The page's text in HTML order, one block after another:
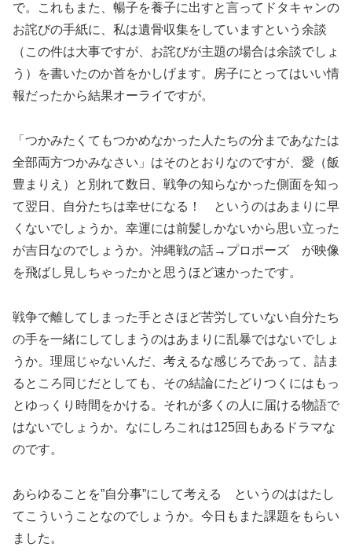
で。これもまた、暢子を養子に出すと言ってドタキャンの
お詫びの手紙に、私は遺骨収集をしていますという余談
（この件は大事ですが、お詫びが主題の場合は余談でしょ
う）を書いたのか首をかしげます。房子にとってはいい情
報だったから結果オーライですが。
「つかみたくてもつかめなかった人たちの分まであなたは
全部両方つかみなさい」はそのとおりなのですが、愛（飯
豊まりえ）と別れて数日、戦争の知らなかった側面を知っ
て翌日、自分たちは幸せになる！ というのはあまりに早
くないでしょうか。幸運には前髪しかないから思い立った
が吉日なのでしょうか。沖縄戦の話→プロポーズ が映像
を飛ばし見しちゃったかと思うほど速かったです。
戦争で離してしまった手とさほど苦労していない自分たち
の手を一緒にしてしまうのはあまりに乱暴ではないでしょ
うか。理屈じゃないんだ、考えるな感じろであって、詰ま
るところ同じだとしても、その結論にたどりつくにはもっ
とゆっくり時間をかける。それが多くの人に届ける物語で
はないでしょうか。なにしろこれは125回もあるドラマな
のです。
あらゆることを”自分事”にして考える というのははたし
てこういうことなのでしょうか。今日もまた課題をもらい
ました。